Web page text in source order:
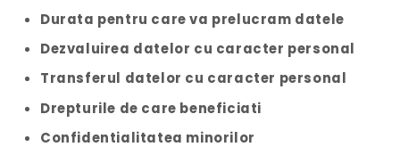
Durata pentru care va prelucram datele
Dezvaluirea datelor cu caracter personal
Transferul datelor cu caracter personal
Drepturile de care beneficiati
Confidentialitatea minorilor